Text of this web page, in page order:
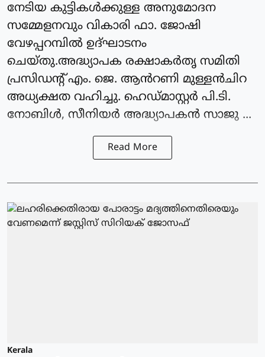
നേടിയ കുട്ടികൾക്കുള്ള അനുമോദന
സമ്മേളനവും വികാരി ഫാ. ജോഷി
വേഴപ്പറമ്പിൽ ഉദ്ഘാടനം
ചെയ്തു.അദ്ധ്യാപക രക്ഷാകർതൃ സമിതി
പ്രസിഡന്റ്‌ എം. ജെ. ആൻറണി മുള്ളൻചിറ
അധ്യക്ഷത വഹിച്ചു. ഹെഡ്മാസ്റ്റർ പി.ടി.
നോബിൾ, സീനിയർ അദ്ധ്യാപകൻ സാജു ...
Read More
Kerala